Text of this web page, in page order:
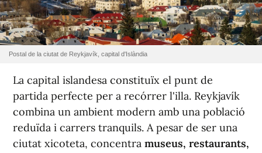
Postal de la ciutat de Reykjavík, capital d'Islàndia
La capital islandesa constituïx el punt de
partida perfecte per a recórrer l'illa. Reykjavík
combina un ambient modern amb una població
reduïda i carrers tranquils. A pesar de ser una
ciutat xicoteta, concentra museus, restaurants,